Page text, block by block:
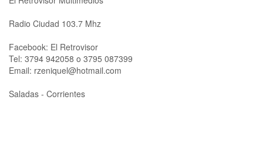
Radio Ciudad 103.7 Mhz
Facebook: El Retrovisor
Tel: 3794 942058 o 3795 087399
Email: rzeniquel@hotmail.com
Saladas - Corrientes